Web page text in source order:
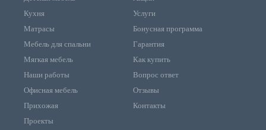
Кухня
Матрасы
Мебель для спальни
Мягкая мебель
Наши работы
Офисная мебель
Прихожая
Проекты
Услуги
Бонусная программа
Гарантия
Как купить
Вопрос ответ
Отзывы
Контакты